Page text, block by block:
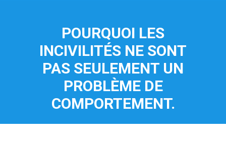
POURQUOI LES
INCIVILITÉS NE SONT
PAS SEULEMENT UN
PROBLÈME DE
COMPORTEMENT.